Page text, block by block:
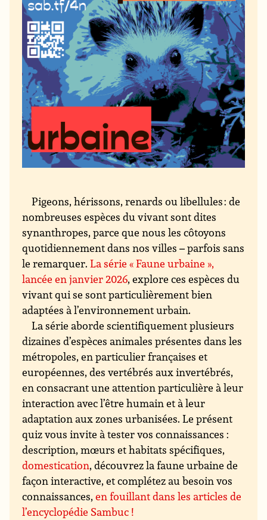
Pigeons, hérissons, renards ou libellules : de
nombreuses espèces du vivant sont dites
synanthropes, parce que nous les côtoyons
quotidiennement dans nos villes – parfois sans
le remarquer.La série « Faune urbaine »,
lancée en janvier 2026, explore ces espèces du
vivant qui se sont particulièrement bien
adaptées à l’environnement urbain.
La série aborde scientifiquement plusieurs
dizaines d’espèces animales présentes dans les
métropoles, en particulier françaises et
européennes, des vertébrés aux invertébrés,
en consacrant une attention particulière à leur
interaction avec l’être humain et à leur
adaptation aux zones urbanisées. Le présent
quiz vous invite à tester vos connaissances :
description, mœurs et habitats spécifiques,
domestication, découvrez la faune urbaine de
façon interactive, et complétez au besoin vos
connaissances,en fouillant dans les articles de
l’encyclopédie Sambuc !